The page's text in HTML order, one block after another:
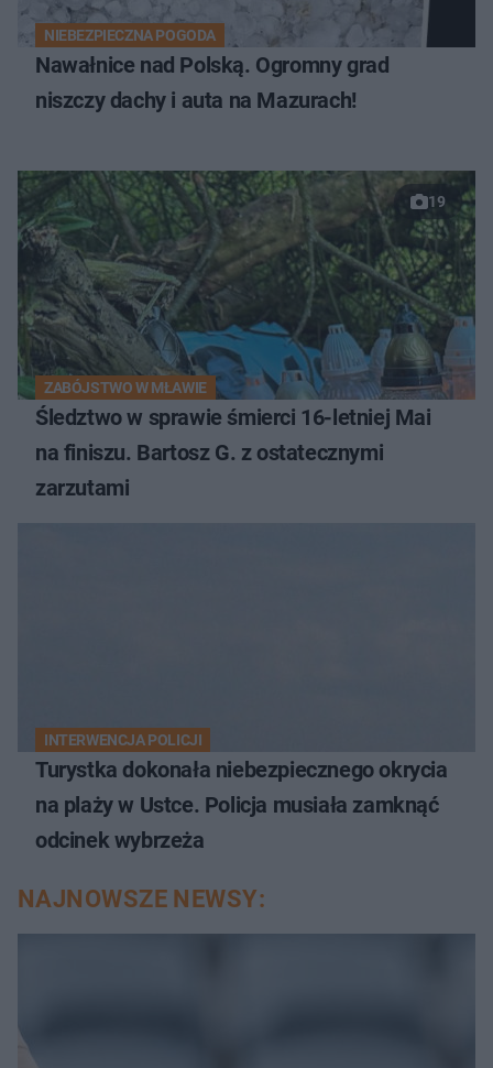
NIEBEZPIECZNA POGODA
Nawałnice nad Polską. Ogromny grad
niszczy dachy i auta na Mazurach!
19
ZABÓJSTWO W MŁAWIE
Śledztwo w sprawie śmierci 16-letniej Mai
na finiszu. Bartosz G. z ostatecznymi
zarzutami
INTERWENCJA POLICJI
Turystka dokonała niebezpiecznego okrycia
na plaży w Ustce. Policja musiała zamknąć
odcinek wybrzeża
NAJNOWSZE NEWSY: